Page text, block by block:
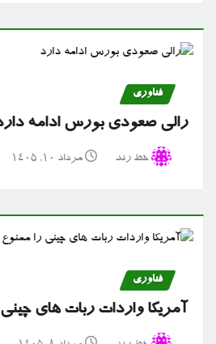
فناوری
رالی صعودی بورس ادامه
خط رند مرداد ۱۰, ۱۴۰۵
فناوری
آمریکا واردات ربات های